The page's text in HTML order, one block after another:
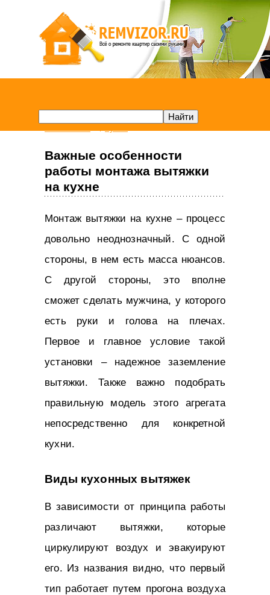
Важные особенности
работы монтажа вытяжки
на кухне
Монтаж вытяжки на кухне – процесс
довольно неоднозначный. С одной
стороны, в нем есть масса нюансов.
С другой стороны, это вполне
сможет сделать мужчина, у которого
есть руки и голова на плечах.
Первое и главное условие такой
установки – надежное заземление
вытяжки. Также важно подобрать
правильную модель этого агрегата
непосредственно для конкретной
кухни.
Виды кухонных вытяжек
В зависимости от принципа работы
различают вытяжки, которые
циркулируют воздух и эвакуируют
его. Из названия видно, что первый
тип работает путем прогона воздуха